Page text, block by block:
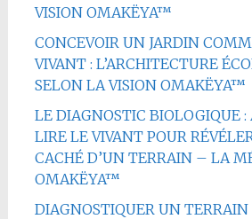
VISION OMAKËYA™
CONCEVOIR UN JARDIN
VIVANT : L’ARCHITECTURE
SELON LA VISION OMAKËYA™
LE DIAGNOSTIC BIOLOGIQUE :
LIRE LE VIVANT POUR
CACHÉ D’UN TERRAIN – LA
OMAKËYA™
DIAGNOSTIQUER UN TERRAIN